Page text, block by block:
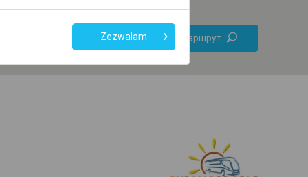
Тільки онлайн квиток
Знайти маршрут
+
Zezwalam